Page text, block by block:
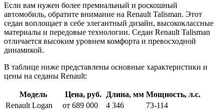
Если вам нужен более премиальный и роскошный
автомобиль, обратите внимание на Renault Talisman. Этот
седан воплощает в себе элегантный дизайн, высококлассные
материалы и передовые технологии. Седан Renault Talisman
отличается высоким уровнем комфорта и превосходной
динамикой.
В таблице ниже представлены основные характеристики и
цены на седаны Renault:
Модель Цена, руб. Длина, мм Мощность, л.с.
Renault Logan
от 689 000 4 346
73-114